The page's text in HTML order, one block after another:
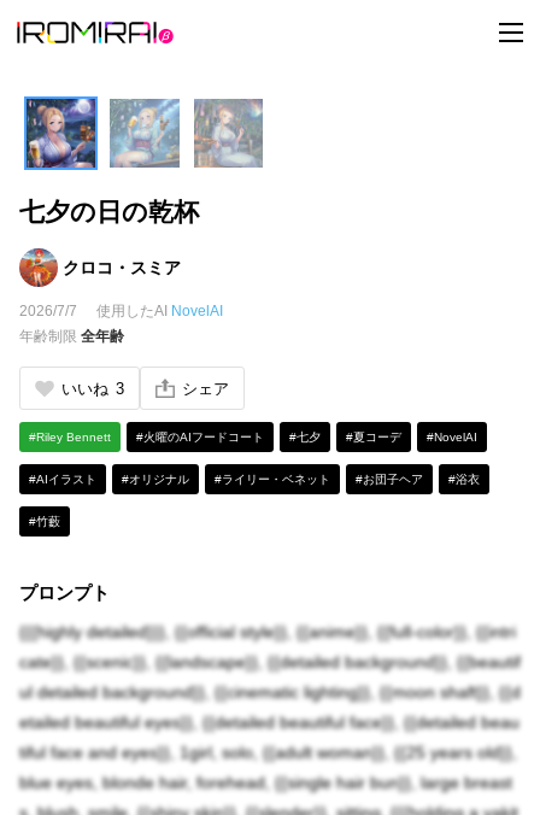
t
o
七夕の日の乾杯
クロコ・スミア
2026/7/7 使用したAI NovelAI
年齢制限 全年齢
いいね 3 シェア
#Riley Bennett #火曜のAIフードコート #七夕 #夏コーデ #NovelAI
#AIイラスト #オリジナル #ライリー・ベネット #お団子ヘア #浴衣
#竹藪
プロンプト
{{{highly detailed}}}, {{official style}}, {{anime}}, {{full-color}}, {{intri
cate}}, {{scenic}}, {{landscape}}, {{detailed background}}, {{beautif
ul detailed background}}, {{cinematic lighting}}, {{moon shaft}}, {{d
etailed beautiful eyes}}, {{detailed beautiful face}}, {{detailed beau
tiful face and eyes}}, 1girl, solo, {{adult woman}}, {{25 years old}},
blue eyes, blonde hair, forehead, {{single hair bun}}, large breast